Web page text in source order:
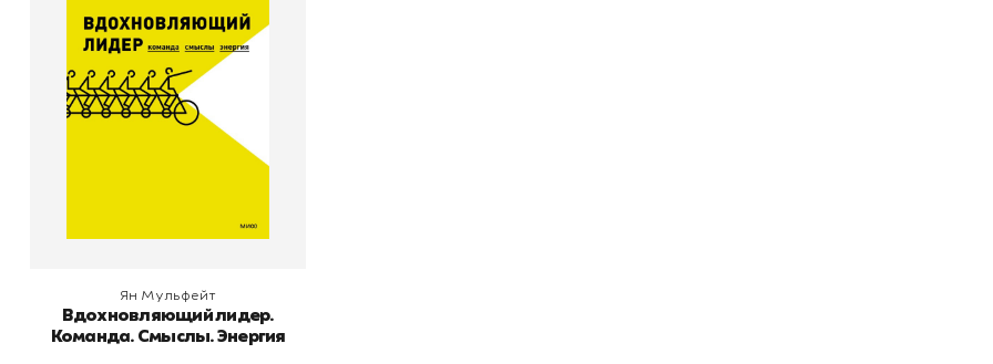
Команда. Смыслы.
Энергия
Автор
Ян Мульфейт
Издательство
Манн, Иванов и Фербер
Ян Мульфейт
Вдохновляющий лидер.
Команда. Смыслы. Энергия